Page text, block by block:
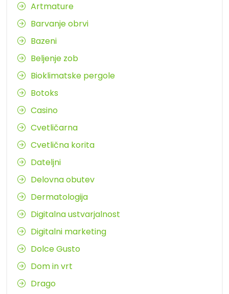
Artmature
Barvanje obrvi
Bazeni
Beljenje zob
Bioklimatske pergole
Botoks
Casino
Cvetličarna
Cvetlična korita
Dateljni
Delovna obutev
Dermatologija
Digitalna ustvarjalnost
Digitalni marketing
Dolce Gusto
Dom in vrt
Drago